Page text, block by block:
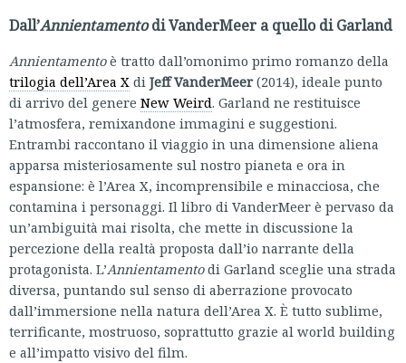
Dall’Annientamentodi VanderMeer a quello di Garland
Annientamentoè tratto dall’omonimo primo romanzo della
trilogia dell’Area X di Jeff VanderMeer(2014), ideale punto
di arrivo del genere New Weird. Garland ne restituisce
l’atmosfera, remixandone immagini e suggestioni.
Entrambi raccontano il viaggio in una dimensione aliena
apparsa misteriosamente sul nostro pianeta e ora in
espansione: è l’Area X, incomprensibile e minacciosa, che
contamina i personaggi. Il libro di VanderMeer è pervaso da
un’ambiguità mai risolta, che mette in discussione la
percezione della realtà proposta dall’io narrante della
protagonista. L’Annientamentodi Garland sceglie una strada
diversa, puntando sul senso di aberrazione provocato
dall’immersione nella natura dell’Area X. È tutto sublime,
terrificante, mostruoso, soprattutto grazie al world building
e all’impatto visivo del film.